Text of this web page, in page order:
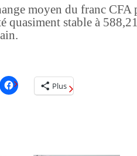
moyen du franc CFA
quasiment stable à
Plus